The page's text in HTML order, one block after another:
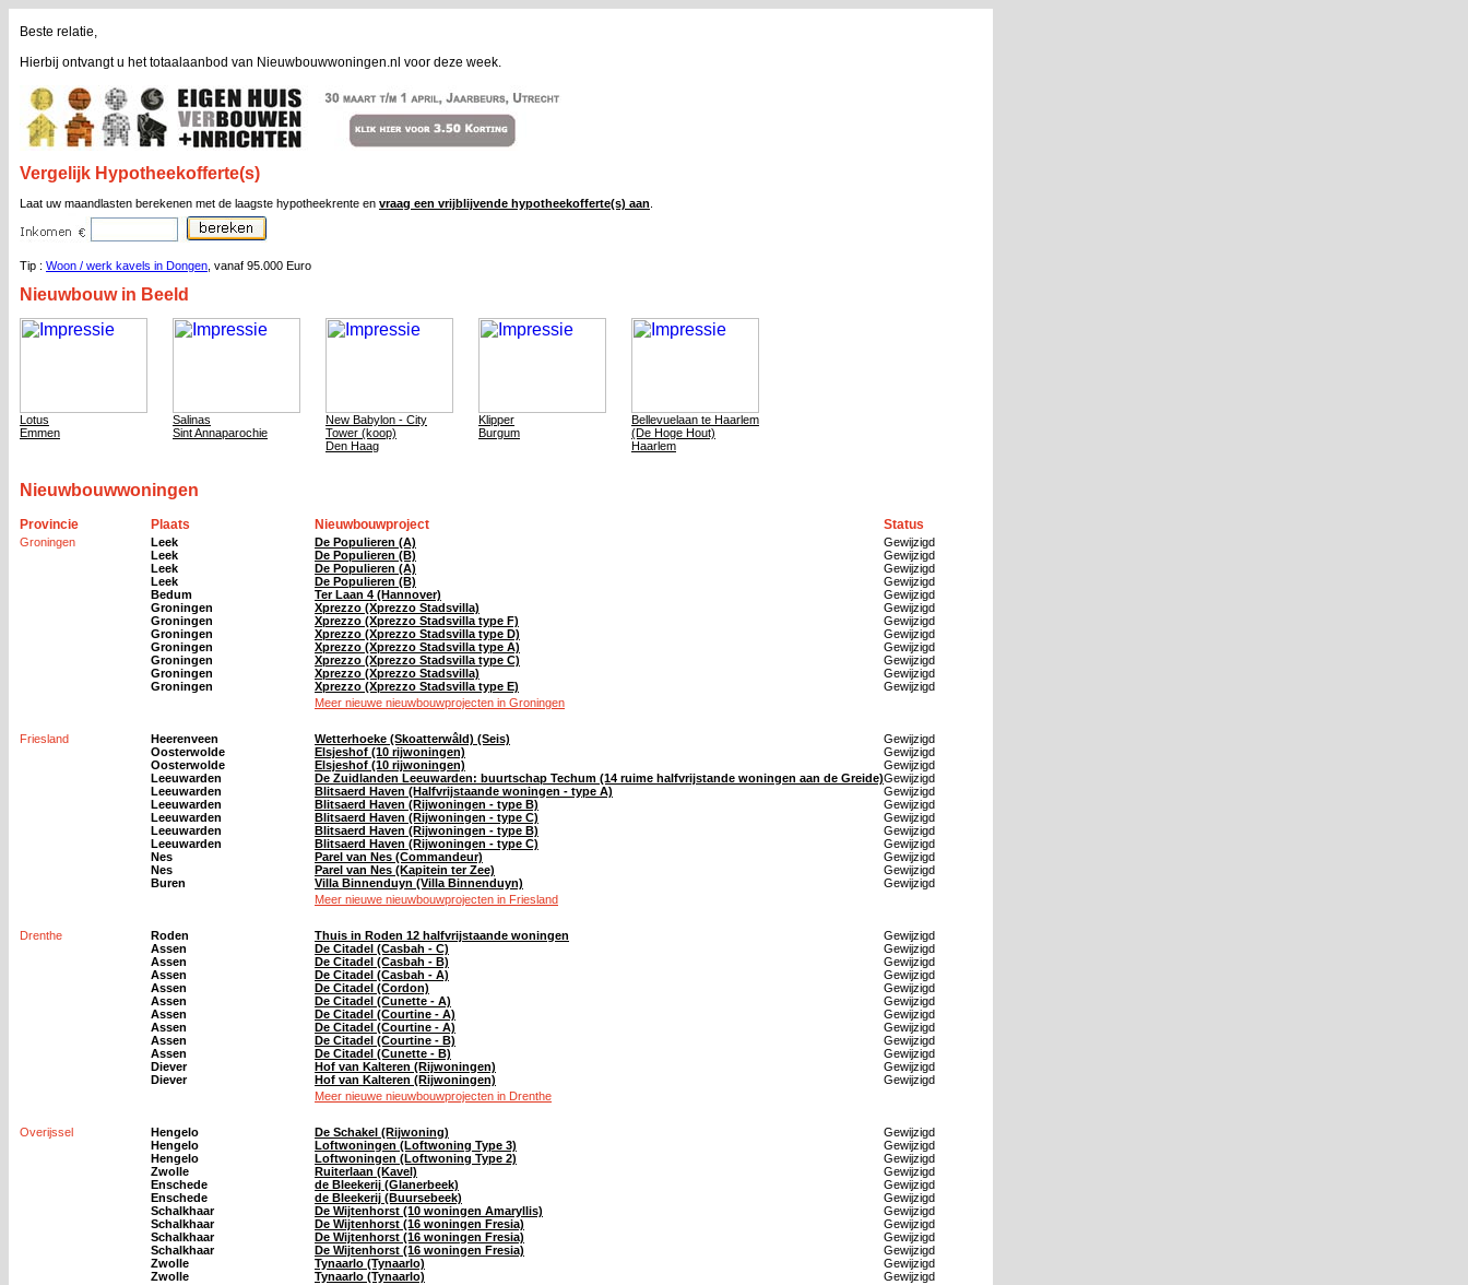
Beste relatie,
Hierbij ontvangt u het totaalaanbod van Nieuwbouwwoningen.nl voor deze week.
Vergelijk Hypotheekofferte(s)
Laat uw maandlasten berekenen met de laagste hypotheekrente en vraag een vrijblijvende hypotheekofferte(s) aan
Tip : Woon / werk kavels in Dongen , vanaf 95.000 Euro
Nieuwbouw in Beeld
Lotus
Emmen
Salinas
Sint Annaparochie
New Babylon - City
Tower (koop)
Den Haag
Klipper
Burgum
Bellevuelaan te Haarlem
(De Hoge Hout)
Haarlem
Nieuwbouwwoningen
Provincie Plaats Nieuwbouwproject Status
Groningen Leek De Populieren (A)
Gewijzigd
Leek
De Populieren (B)
Gewijzigd
Leek
De Populieren (A)
Gewijzigd
Leek
De Populieren (B)
Gewijzigd
Bedum
Ter Laan 4 (Hannover)
Gewijzigd
Groningen
Xprezzo (Xprezzo Stadsvilla)
Gewijzigd
Groningen
Xprezzo (Xprezzo Stadsvilla type F)
Gewijzigd
Groningen
Xprezzo (Xprezzo Stadsvilla type D)
Gewijzigd
Groningen
Xprezzo (Xprezzo Stadsvilla type A)
Gewijzigd
Groningen
Xprezzo (Xprezzo Stadsvilla type C)
Gewijzigd
Groningen
Xprezzo (Xprezzo Stadsvilla)
Gewijzigd
Groningen
Xprezzo (Xprezzo Stadsvilla type E)
Gewijzigd
Meer nieuwe nieuwbouwprojecten in Groningen
Friesland Heerenveen Wetterhoeke (Skoatterwâld) (Seis)
Gewijzigd
Oosterwolde
Elsjeshof (10 rijwoningen)
Gewijzigd
Oosterwolde
Elsjeshof (10 rijwoningen)
Gewijzigd
Leeuwarden
De Zuidlanden Leeuwarden: buurtschap Techum (14 ruime halfvrijstande woningen aan de Greide)Gewijzigd
Leeuwarden
Blitsaerd Haven (Halfvrijstaande woningen - type A)
Gewijzigd
Leeuwarden
Blitsaerd Haven (Rijwoningen - type B)
Gewijzigd
Leeuwarden
Blitsaerd Haven (Rijwoningen - type C)
Gewijzigd
Leeuwarden
Blitsaerd Haven (Rijwoningen - type B)
Gewijzigd
Leeuwarden
Blitsaerd Haven (Rijwoningen - type C)
Gewijzigd
Nes
Parel van Nes (Commandeur)
Gewijzigd
Nes
Parel van Nes (Kapitein ter Zee)
Gewijzigd
Buren
Villa Binnenduyn (Villa Binnenduyn)
Gewijzigd
Meer nieuwe nieuwbouwprojecten in Friesland
Drenthe Roden Thuis in Roden 12 halfvrijstaande woningen
Gewijzigd
Assen
De Citadel (Casbah - C)
Gewijzigd
Assen
De Citadel (Casbah - B)
Gewijzigd
Assen
De Citadel (Casbah - A)
Gewijzigd
Assen
De Citadel (Cordon)
Gewijzigd
Assen
De Citadel (Cunette - A)
Gewijzigd
Assen
De Citadel (Courtine - A)
Gewijzigd
Assen
De Citadel (Courtine - A)
Gewijzigd
Assen
De Citadel (Courtine - B)
Gewijzigd
Assen
De Citadel (Cunette - B)
Gewijzigd
Diever
Hof van Kalteren (Rijwoningen)
Gewijzigd
Diever
Hof van Kalteren (Rijwoningen)
Gewijzigd
Meer nieuwe nieuwbouwprojecten in Drenthe
Overijssel Hengelo De Schakel (Rijwoning)
Gewijzigd
Hengelo
Loftwoningen (Loftwoning Type 3)
Gewijzigd
Hengelo
Loftwoningen (Loftwoning Type 2)
Gewijzigd
Zwolle
Ruiterlaan (Kavel)
Gewijzigd
Enschede
de Bleekerij (Glanerbeek)
Gewijzigd
Enschede
de Bleekerij (Buursebeek)
Gewijzigd
Schalkhaar
De Wijtenhorst (10 woningen Amaryllis)
Gewijzigd
Schalkhaar
De Wijtenhorst (16 woningen Fresia)
Gewijzigd
Schalkhaar
De Wijtenhorst (16 woningen Fresia)
Gewijzigd
Schalkhaar
De Wijtenhorst (16 woningen Fresia)
Gewijzigd
Zwolle
Tynaarlo (Tynaarlo)
Gewijzigd
Zwolle
Tynaarlo (Tynaarlo)
Gewijzigd